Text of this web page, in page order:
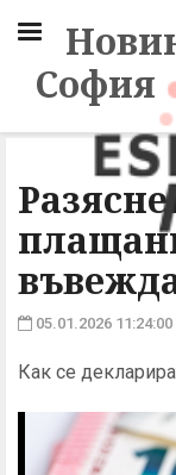
София
05.01.2026 11:24:00
Как се